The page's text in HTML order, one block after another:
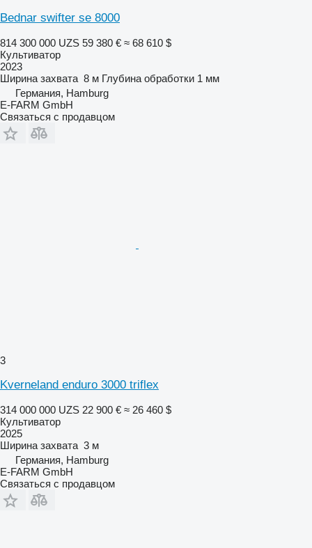
Bednar swifter se 8000
814 300 000 UZS 59 380 € ≈ 68 610 $
Культиватор
2023
Ширина захвата 8 м Глубина обработки 1 мм
Германия, Hamburg
E-FARM GmbH
Связаться с продавцом
3
Kverneland enduro 3000 triflex
314 000 000 UZS 22 900 € ≈ 26 460 $
Культиватор
2025
Ширина захвата 3 м
Германия, Hamburg
E-FARM GmbH
Связаться с продавцом